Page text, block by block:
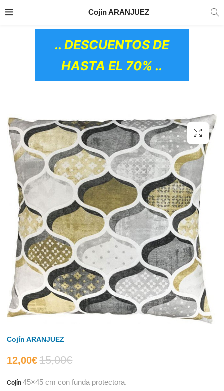
CERÁMICOS)
PRODUCTOS
.. DESCUENTOS DE
HASTA EL 70% ..
Cojín ARANJUEZ
Cojín ARANJUEZ
12,00€El
precio
15,00€El
precio
Cojín 45×45 cm con funda protectora.